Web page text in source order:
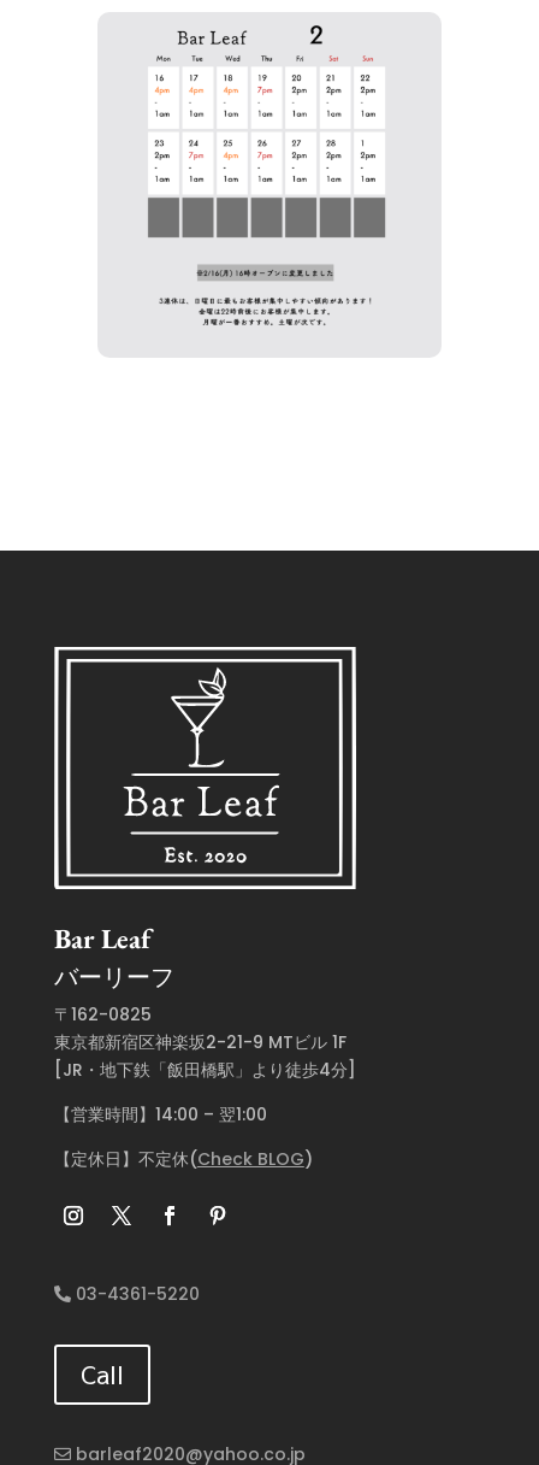
Bar Leaf
バーリーフ
〒162-0825
東京都新宿区神楽坂2-21-9 MTビル 1F
[JR・地下鉄「飯田橋駅」より徒歩4分]
【営業時間】14:00 – 翌1:00
【定休日】不定休(Check BLOG)
03-4361-5220
Call
barleaf2020@yahoo.co.jp